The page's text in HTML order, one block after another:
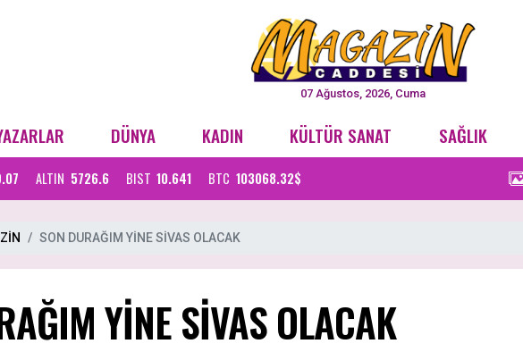
07 Ağustos, 2026, Cuma
DÜNYA KADIN KÜLTÜR SANAT SAĞLIK
ALTIN 5726.6 BIST 10.641 BTC 103068.32$
SON DURAĞIM YİNE SİVAS OLACAK
YİNE SİVAS OLACAK